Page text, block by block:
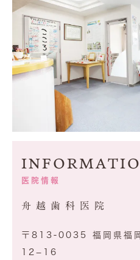
医院情報
舟越歯科医院
〒813-0035 福岡県福
12−16